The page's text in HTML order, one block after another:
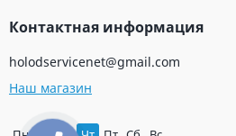
Контактная информация
holodservicenet@gmail.com
Наш магазин